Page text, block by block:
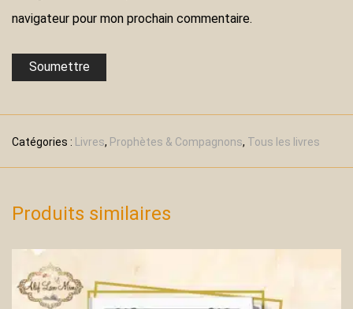
navigateur pour mon prochain commentaire.
Catégories : Livres, Prophètes & Compagnons, Tous les livres
Produits similaires